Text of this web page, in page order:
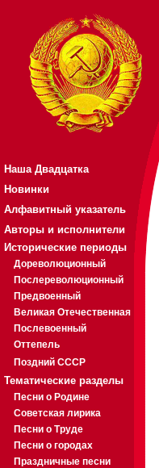
Наша Двадцатка
Новинки
Алфавитный указатель
Авторы и исполнители
Исторические периоды
Дореволюционный
Послереволюционный
Предвоенный
Великая Отечественная
Послевоенный
Оттепель
Поздний СССР
Тематические разделы
Песни о Родине
Советская лирика
Песни о Труде
Песни о городах
Праздничные песни